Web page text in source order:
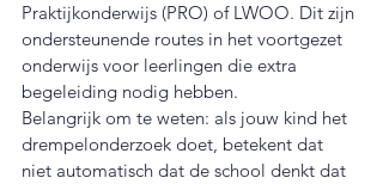
Praktijkonderwijs (PRO) of LWOO. Dit zijn
ondersteunende routes in het voortgezet
onderwijs voor leerlingen die extra
begeleiding nodig hebben.
Belangrijk om te weten: als jouw kind het
drempelonderzoek doet, betekent dat
niet automatisch dat de school denkt dat